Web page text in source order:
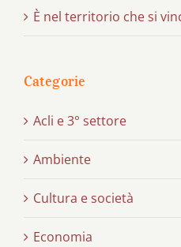
È nel territorio che si
Categorie
Acli e 3° settore
Ambiente
Cultura e società
Economia